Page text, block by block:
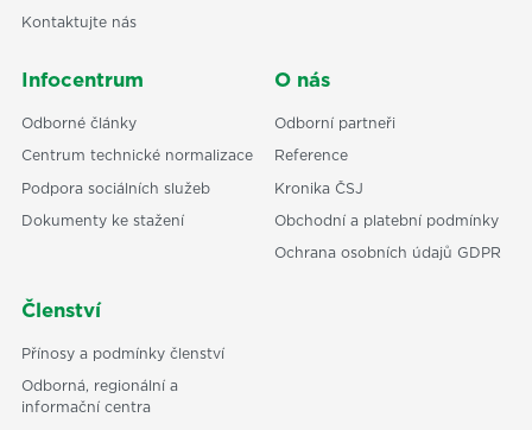
Kontaktujte nás
Infocentrum
Odborné články
Centrum technické normalizace
Podpora sociálních služeb
Dokumenty ke stažení
O nás
Odborní partneři
Reference
Kronika ČSJ
Obchodní a platební podmínky
Ochrana osobních údajů GDPR
Členství
Přínosy a podmínky členství
Odborná, regionální a
informační centra